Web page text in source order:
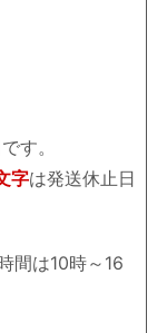
す。
字は発送休止日
間は10時～16